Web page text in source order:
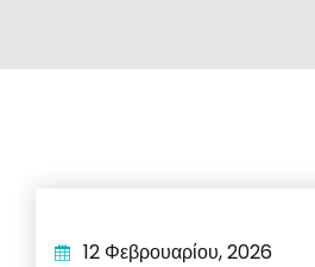
12 Φεβρουαρίου, 2026